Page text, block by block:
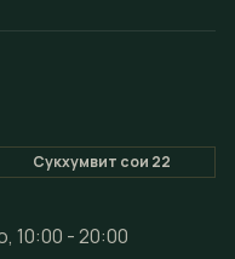
в
spa-
в